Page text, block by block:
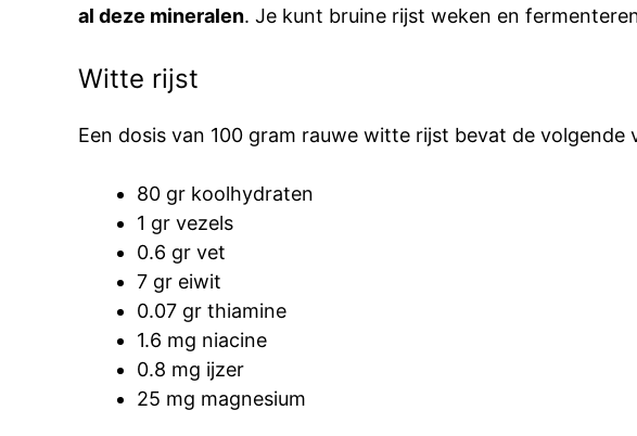
al deze mineralen. Je kunt bruine rijst weken en
Witte rijst
Een dosis van 100 gram rauwe witte rijst bevat de volgende
80 gr koolhydraten
1 gr vezels
0.6 gr vet
7 gr eiwit
0.07 gr thiamine
1.6 mg niacine
0.8 mg ijzer
25 mg magnesium